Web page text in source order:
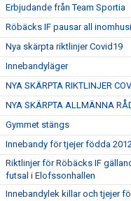
Erbjudande från Team Sportia
Röbäcks IF pausar all
Nya skärpta riktlinjer Covid19
Innebandyläger
NYA SKÄRPTA RIKTLINJER
NYA SKÄRPTA ALLMÄNNA
Gymmet stängs
Innebandy för tjejer födda
Riktlinjer för Röbäcks IF
futsal i Elofssonhallen
Innebandylek killar och tjejer